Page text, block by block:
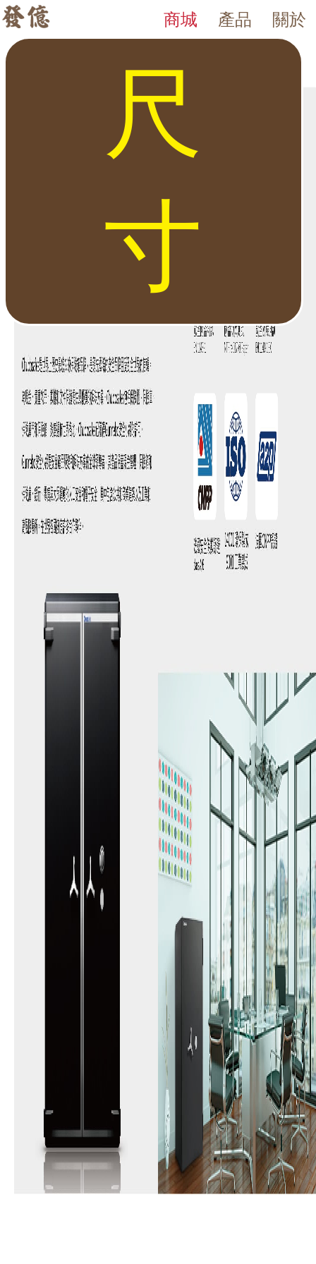
發億金庫｜台灣 40 年保險箱專賣店・防火防盜金庫・床頭櫃保
發億金庫（仁浦科技）自 1984 年創立，為台灣擁有 40 多年經
關於
產品
商城
歐盟認證 Europa Mini 系列
歐盟認證 Europa Mini 系列 英國集寶 皇室御用 Chubbsafes
尺
寸